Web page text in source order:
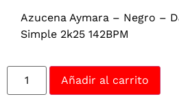
Azucena Aymara – Negro –
Simple 2k25 142BPM
Añadir al carrito